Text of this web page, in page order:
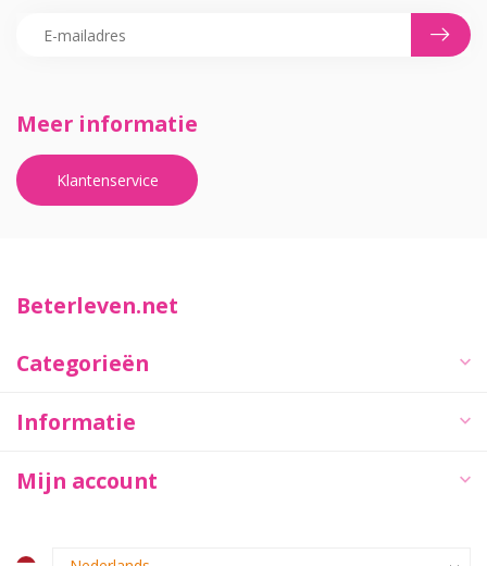
Meer informatie
Klantenservice
Beterleven.net
Categorieën
Informatie
Mijn account